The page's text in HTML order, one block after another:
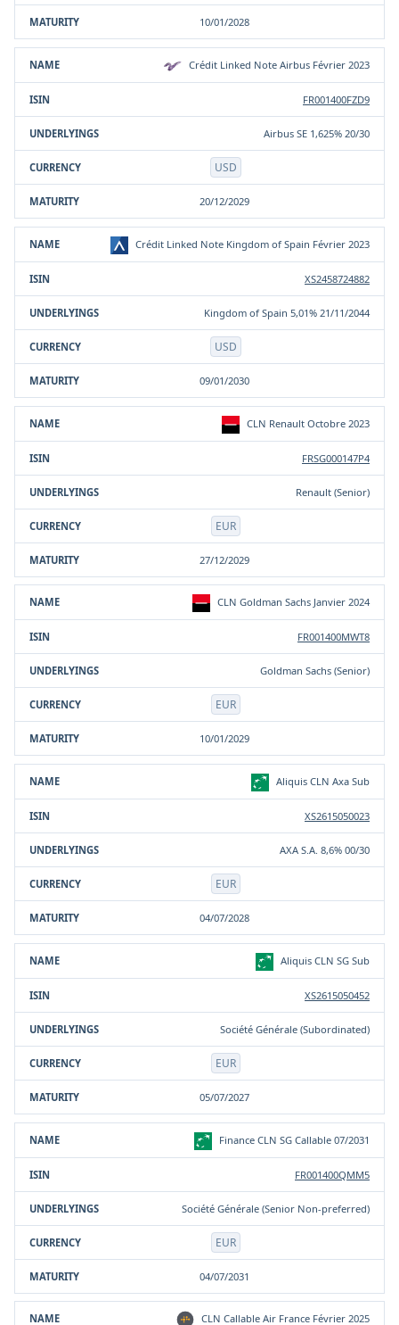
10/01/2028
Crédit Linked Note Airbus Février 2023
FR001400FZD9
Airbus SE 1,625% 20/30
USD
20/12/2029
Crédit Linked Note Kingdom of Spain Février 2023
XS2458724882
Kingdom of Spain 5,01% 21/11/2044
USD
09/01/2030
CLN Renault Octobre 2023
FRSG000147P4
Renault (Senior)
EUR
27/12/2029
CLN Goldman Sachs Janvier 2024
FR001400MWT8
Goldman Sachs (Senior)
EUR
10/01/2029
Aliquis CLN Axa Sub
XS2615050023
AXA S.A. 8,6% 00/30
EUR
04/07/2028
Aliquis CLN SG Sub
XS2615050452
Société Générale (Subordinated)
EUR
05/07/2027
Finance CLN SG Callable 07/2031
FR001400QMM5
Société Générale (Senior Non-preferred)
EUR
04/07/2031
CLN Callable Air France Février 2025